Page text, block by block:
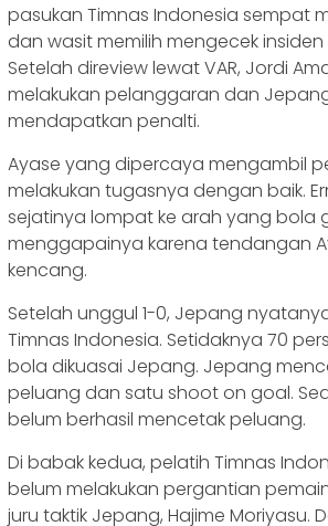
pasukan Timnas Indonesia sempat
dan wasit memilih mengecek insiden
Setelah direview lewat VAR, Jordi
melakukan pelanggaran dan
mendapatkan penalti.
Ayase yang dipercaya mengambil
melakukan tugasnya dengan baik.
sejatinya lompat ke arah yang bola
menggapainya karena tendangan
kencang.
Setelah unggul 1-0, Jepang
Timnas Indonesia. Setidaknya 70
bola dikuasai Jepang. Jepang
peluang dan satu shoot on goal.
belum berhasil mencetak peluang.
Di babak kedua, pelatih Timnas
belum melakukan pergantian
juru taktik Jepang, Hajime Moriyasu.